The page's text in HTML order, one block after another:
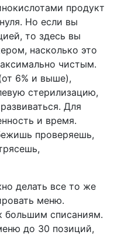
продукт
Но если вы
то здесь вы
насколько это
чистым.
6% и выше),
стерилизацию,
Для
и время.
проверяешь,
делать все то же
меню.
большим списаниям.
до 30 позиций,